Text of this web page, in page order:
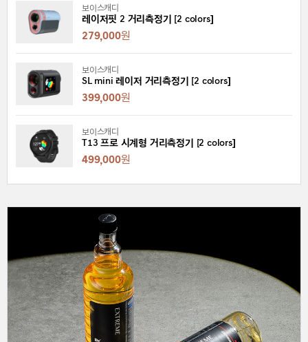
보이스캐디
레이저핏 2 거리측정기 [2 colors]
279,000원
보이스캐디
SL mini 레이저 거리측정기 [2 colors]
399,000원
보이스캐디
T13 프로 시계형 거리측정기 [2 colors]
499,000원